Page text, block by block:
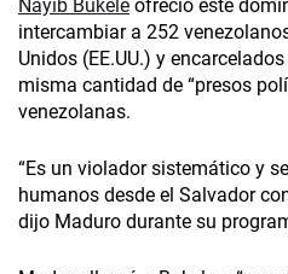
Nayib Bukele ofreció este
intercambiar a 252
Unidos (EE.UU.) y encarcelados
misma cantidad de “presos
venezolanas.
“Es un violador sistemático y
humanos desde el Salvador
dijo Maduro durante su